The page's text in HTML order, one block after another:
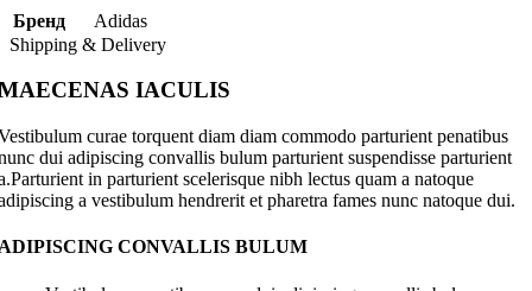
Бренд
Adidas
Shipping & Delivery
IACULIS
curae torquent diam diam commodo parturient penatibus
dui adipiscing convallis bulum parturient suspendisse parturient
in parturient scelerisque nibh lectus quam a natoque
a vestibulum hendrerit et pharetra fames nunc natoque dui.
CONVALLIS BULUM